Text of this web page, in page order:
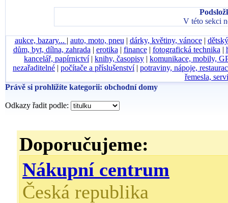
V této sekci
aukce, bazary... | auto, moto, pneu | dárky, květiny, vánoce|
dům, byt, dílna, zahrada | erotika | finance| fotografická technika |
kancelář, papírnictví| knihy, časopisy | komunikace, mobily,
nezařaditelné | počítače a příslušenství| potraviny, nápoje,
řemesla,
Právě si prohlížíte kategorii: obchodní domy
Odkazy řadit podle:
Doporučujeme:
Nákupní centrum
Česká republika